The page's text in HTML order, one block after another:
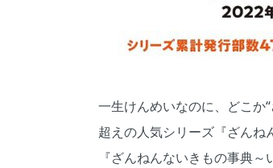
一生けんめいなのに、どこか
超えの人気シリーズ『ざん
『ざんねんないきもの事典